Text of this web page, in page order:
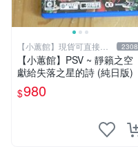
【小蕙館】現貨可直接下
標
2308
【小蕙館】PSV ~ 靜籟之空
獻給失落之星的詩 (純日版)
$980